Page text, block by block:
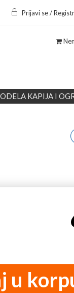
Prijavi se /
KAPIJA I